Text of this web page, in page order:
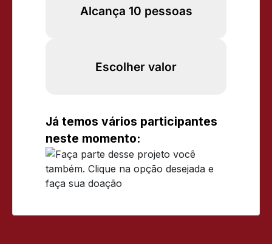
Alcança 10 pessoas
Escolher valor
Já temos vários participantes
neste momento: